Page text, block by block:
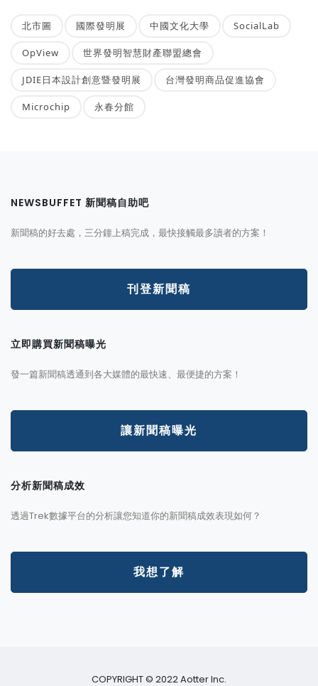
北市圖 國際發明展 中國文化大學 SocialLab
OpView 世界發明智慧財產聯盟總會
JDIE日本設計創意暨發明展 台灣發明商品促進協會
Microchip 永春分館
NEWSBUFFET 新聞稿自助吧
新聞稿的好去處，三分鐘上稿完成，最快接觸最多讀者的方案！
刊登新聞稿
立即購買新聞稿曝光
發一篇新聞稿透通到各大媒體的最快速、最便捷的方案！
讓新聞稿曝光
分析新聞稿成效
透過Trek數據平台的分析讓您知道你的新聞稿成效表現如何？
我想了解
COPYRIGHT © 2022 Aotter Inc.